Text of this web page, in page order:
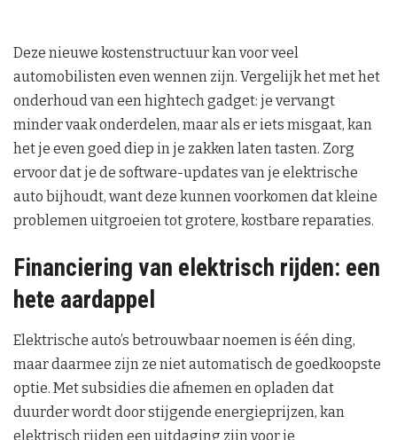
Deze nieuwe kostenstructuur kan voor veel
automobilisten even wennen zijn. Vergelijk het met het
onderhoud van een hightech gadget: je vervangt
minder vaak onderdelen, maar als er iets misgaat, kan
het je even goed diep in je zakken laten tasten. Zorg
ervoor dat je de software-updates van je elektrische
auto bijhoudt, want deze kunnen voorkomen dat kleine
problemen uitgroeien tot grotere, kostbare reparaties.
Financiering van elektrisch rijden: een
hete aardappel
Elektrische auto’s betrouwbaar noemen is één ding,
maar daarmee zijn ze niet automatisch de goedkoopste
optie. Met subsidies die afnemen en opladen dat
duurder wordt door stijgende energieprijzen, kan
elektrisch rijden een uitdaging zijn voor je